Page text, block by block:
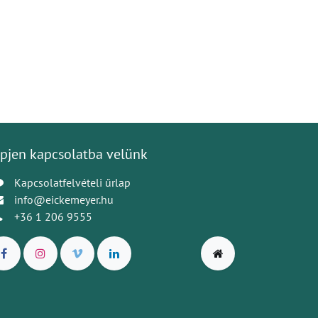
kapcsolatba velünk
Kapcsolatfelvételi űrlap
info@eickemeyer.hu
+36 1 206 9555